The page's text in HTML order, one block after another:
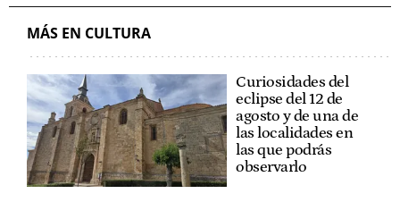
MÁS EN CULTURA
Curiosidades del
eclipse del 12 de
agosto y de una de
las localidades en
las que podrás
observarlo